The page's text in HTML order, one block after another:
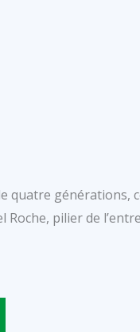
quatre générations,
pilier de